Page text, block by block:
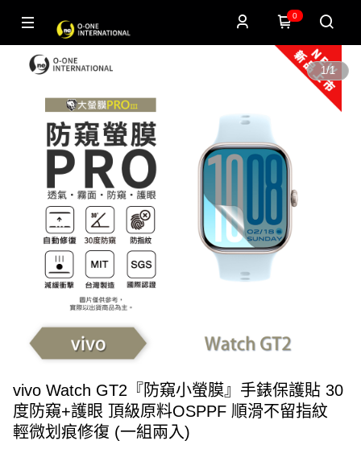
0
1/1
vivo Watch GT2『防窺小螢膜』手錶保護貼 30
度防窺+護眼 頂級原料OSPPF 順滑不留指紋
輕微划痕修復 (一組兩入)